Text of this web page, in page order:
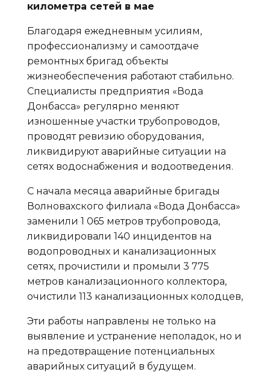
километра сетей в мае
Благодаря ежедневным усилиям,
профессионализму и самоотдаче
ремонтных бригад объекты
жизнеобеспечения работают стабильно.
Специалисты предприятия «Вода
Донбасса» регулярно меняют
изношенные участки трубопроводов,
проводят ревизию оборудования,
ликвидируют аварийные ситуации на
сетях водоснабжения и водоотведения.
С начала месяца аварийные бригады
Волновахского филиала «Вода Донбасса»
заменили 1 065 метров трубопровода,
ликвидировали 140 инцидентов на
водопроводных и канализационных
сетях, прочистили и промыли 3 775
метров канализационного коллектора,
очистили 113 канализационных колодцев,
Эти работы направлены не только на
выявление и устранение неполадок, но и
на предотвращение потенциальных
аварийных ситуаций в будущем.